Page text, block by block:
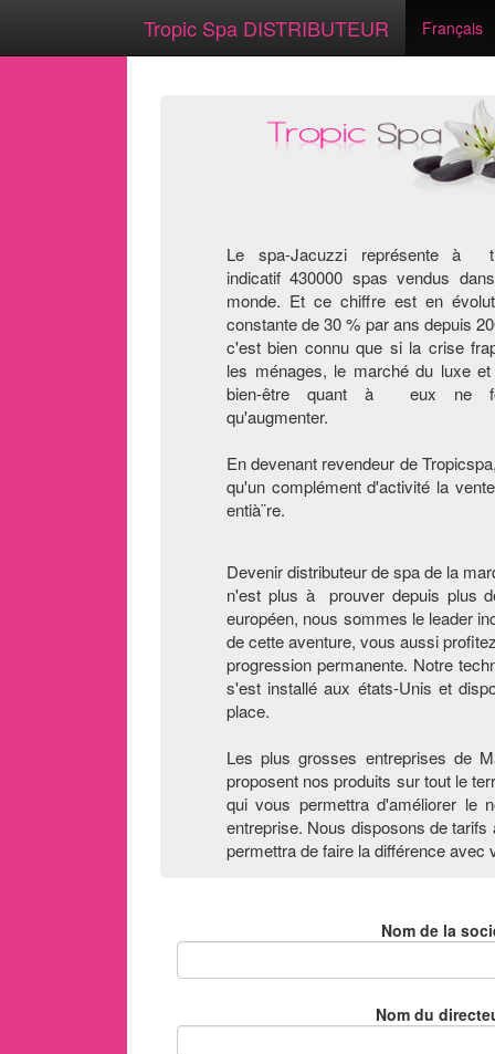
Tropic Spa DISTRIBUTEUR Français
Le spa-Jacuzzi représente à
indicatif 430000 spas vendus
monde. Et ce chiffre est en
constante de 30 % par ans depuis
c'est bien connu que si la crise
les ménages, le marché du luxe
bien-être quant à eux ne
qu'augmenter.
En devenant revendeur de
qu'un complément d'activité la
entià¨re.
Devenir distributeur de spa de la
n'est plus à prouver depuis plus
européen, nous sommes le leader
de cette aventure, vous aussi
progression permanente. Notre
s'est installé aux états-Unis et
place.
Les plus grosses entreprises de
proposent nos produits sur tout le
qui vous permettra d'améliorer le
entreprise. Nous disposons de
permettra de faire la différence avec
Nom de la
Nom du